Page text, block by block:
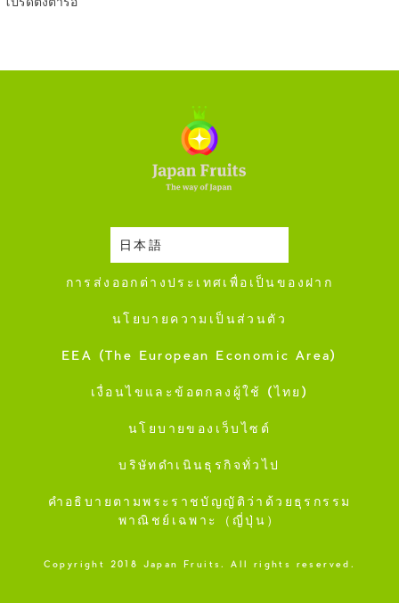
โปรดตั้งตารอ
日本語
ปฎิทินการเก็บเกี่ยว
การส่งออกต่างประเทศเพื่อเป็นของฝาก
นโยบายความเป็นส่วนตัว
EEA (The European Economic Area)
เงื่อนไขและข้อตกลงผู้ใช้ (ไทย)
นโยบายของเว็บไซต์
บริษัทดำเนินธุรกิจทั่วไป
คำอธิบายตามพระราชบัญญัติว่าด้วยธุรกรรม
พาณิชย์เฉพาะ（ญี่ปุ่น）
Copyright 2018 Japan Fruits. All rights reserved.